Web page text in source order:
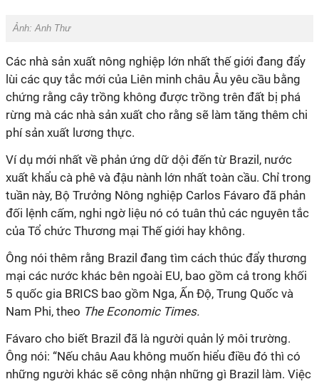
Ảnh: Anh Thư
Các nhà sản xuất nông nghiệp lớn nhất thế giới đang đẩy
lùi các quy tắc mới của Liên minh châu Âu yêu cầu bằng
chứng rằng cây trồng không được trồng trên đất bị phá
rừng mà các nhà sản xuất cho rằng sẽ làm tăng thêm chi
phí sản xuất lương thực.
Ví dụ mới nhất về phản ứng dữ dội đến từ Brazil, nước
xuất khẩu cà phê và đậu nành lớn nhất toàn cầu. Chỉ trong
tuần này, Bộ Trưởng Nông nghiệp Carlos Fávaro đã phản
đối lệnh cấm, nghi ngờ liệu nó có tuân thủ các nguyên tắc
của Tổ chức Thương mại Thế giới hay không.
Ông nói thêm rằng Brazil đang tìm cách thúc đẩy thương
mại các nước khác bên ngoài EU, bao gồm cả trong khối
5 quốc gia BRICS bao gồm Nga, Ấn Độ, Trung Quốc và
Nam Phi, theo The Economic Times.
Fávaro cho biết Brazil đã là người quản lý môi trường.
Ông nói: “Nếu châu Aau không muốn hiểu điều đó thì có
những người khác sẽ công nhận những gì Brazil làm. Việc